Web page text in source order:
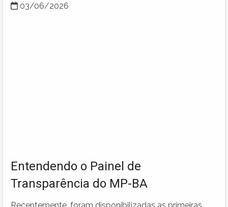
03/06/2026
Entendendo o Painel de
Transparência do MP-BA
Recentemente, foram disponibilizadas as primeiras